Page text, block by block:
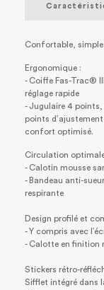
Confortable,
Ergonomique :
- Coiffe Fas-Trac®
réglage rapide
- Jugulaire 4
points
confort optimisé.
Circulation
- Calotin mousse
- Bandeau anti-
respirante
Design profilé et
- Y compris avec
- Calotte en finition
Stickers rétro-
Sifflet intégré dans